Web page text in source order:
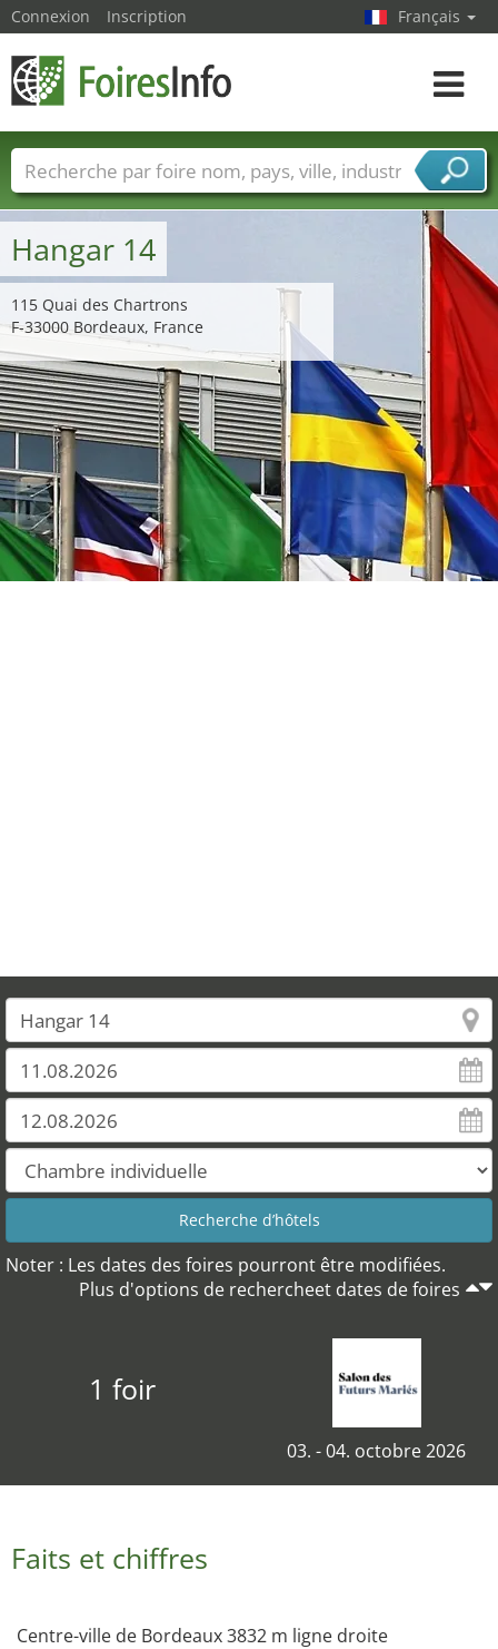
Hangar 14
115 Quai des Chartrons
F-33000 Bordeaux, France
Noter : Les dates des foires pourront être modifiées.
Plus d'options de rechercheet dates de foires
1 foir
03. - 04. octobre 2026
Faits et chiffres
Centre-ville de Bordeaux 3832 m ligne droite
Connexion Inscription Français
Toggle
Foire noms Pays Villes
Secteurs de foire
Secteurs du fournisseur de services